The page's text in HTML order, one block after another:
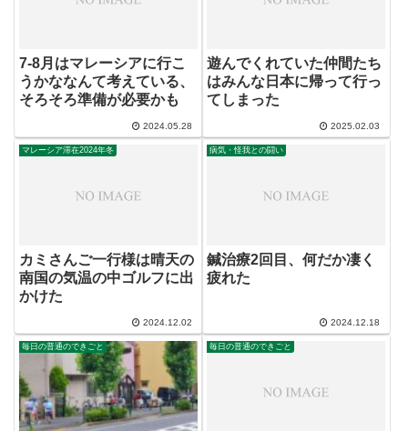
7-8月はマレーシアに行こ
うかななんて考えている、
そろそろ準備が必要かも
2024.05.28
遊んでくれていた仲間たち
はみんな日本に帰って行っ
てしまった
2025.02.03
マレーシア滞在2024年冬
カミさんご一行様は晴天の
南国の気温の中ゴルフに出
かけた
2024.12.02
病気・怪我との闘い
鍼治療2回目、何だか凄く
疲れた
2024.12.18
毎日の普通のできごと 毎日の普通のできごと